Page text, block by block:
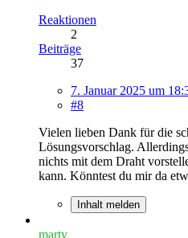
Reaktionen
2
Beiträge
37
7. Januar 2025 um
#8
Vielen lieben Dank für die
Lösungsvorschlag.
nichts mit dem Draht
kann. Könntest du mir da
Inhalt melden
marty